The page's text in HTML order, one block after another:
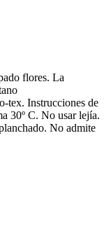
flores. La
tex. Instrucciones de
30º C. No usar lejía.
No admite